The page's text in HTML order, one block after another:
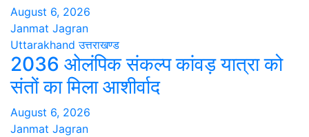
August 6, 2026
Janmat Jagran
Uttarakhand उत्तराखण्ड
2036 ओलंपिक संकल्प कांवड़ यात्रा को
संतों का मिला आशीर्वाद
August 6, 2026
Janmat Jagran